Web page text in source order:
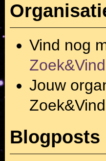
Vind nog
Zoek&Vind
Jouw
Blogposts